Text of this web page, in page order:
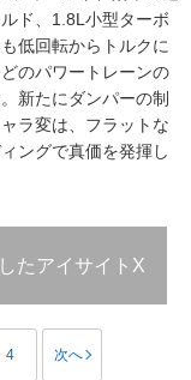
ド、1.8L小型ターボ
低回転からトルクに
のパワートレーンの
新たにダンパーの制
ラ変は、フラットな
ングで真価を発揮し
たアイサイトX
4 次へ